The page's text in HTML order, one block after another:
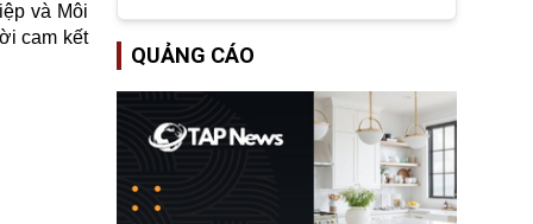
và Môi
cam kết
Zealand đang mở ra
gan B hoặc viêm gan C
sẽ không còn bị mặc
định không đáp ứng tiêu
chuẩn sức khỏe chỉ vì
chi phí điều trị khi nộp hồ
sơ xin visa cư trú.
QUẢNG CÁO